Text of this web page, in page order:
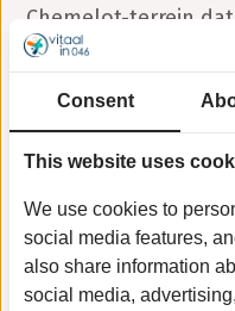
Chemelot-terrein
Raadpleeg het
informatie.
Blijf verbonden, blijf
Consent
This website uses
We use cookies to
social media features,
also share information
social media,